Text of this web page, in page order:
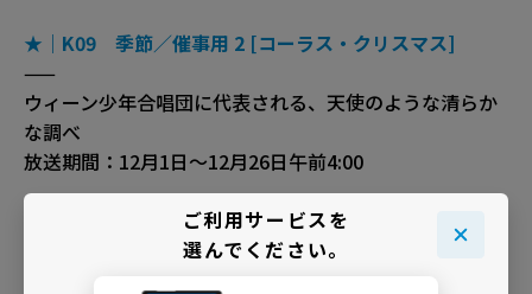
★｜K09 季節／催事用 2 [コーラス・クリスマス]
——
ウィーン少年合唱団に代表される、天使のような清らか
な調べ
放送期間：12月1日〜12月26日午前4:00
★｜K12 季節／催事用 5 [ブラス・アンサンブル・クリ
ご利用サービスを
選んでください。